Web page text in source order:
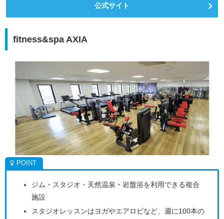
公式サイト
fitness&spa AXIA
ジム・スタジオ・天然温泉・岩盤浴を利用できる複合
施設
スタジオレッスンはヨガやエアロビなど、週に100本の